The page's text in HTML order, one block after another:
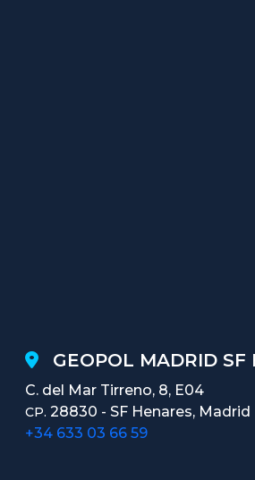
GEOPOL MADRID SF
C. del Mar Tirreno, 8, E04
CP. 28830 - SF Henares, Madrid
+34 633 03 66 59